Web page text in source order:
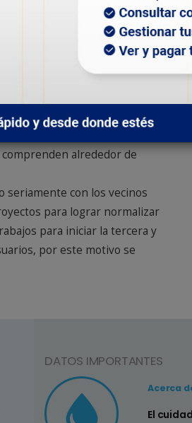
que los propios habitantes
3º y 4º, dado que es el
había proyectado para la
alrededor de
seriamente con los vecinos
para lograr normalizar
para iniciar la tercera y
por este motivo se
Consejo Nº3
Controlar
DATOS IMPORTANTES
Acerca
El